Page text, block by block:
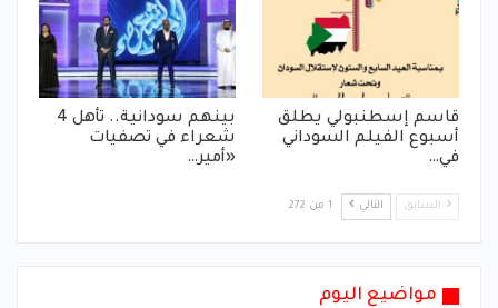
قاسم إسطنبولي يطلق
أسبوع الفيلم السوداني
في…
بينهم سودانية.. تأهل 4
شعراء في تصفيات
«أمير…
السابق التالي 1 من 272
مواضيع اليوم